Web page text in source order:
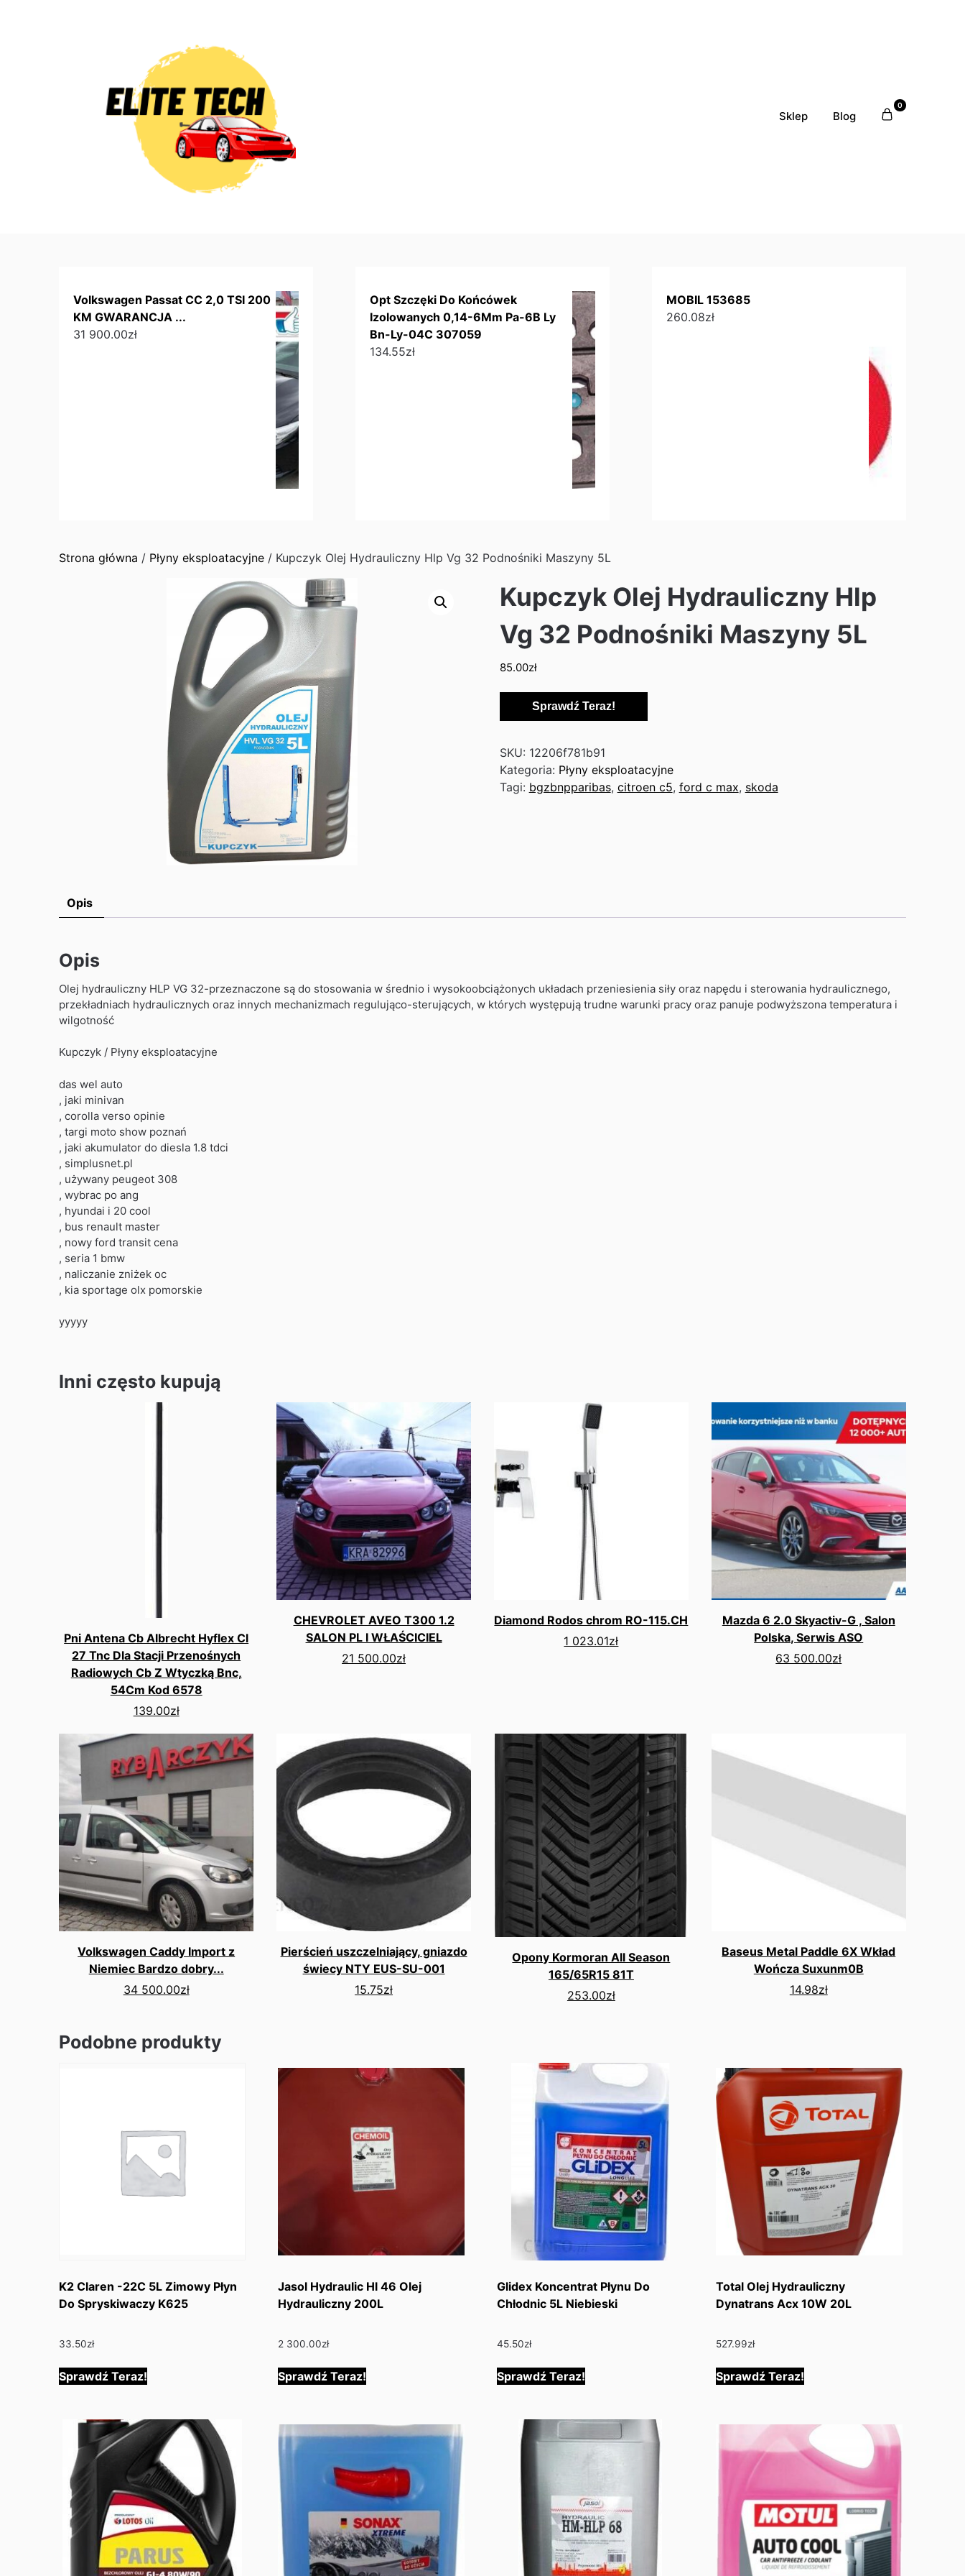
Sklep Blog
0
Volkswagen Passat CC 2,0 TSI 200
KM GWARANCJA ...
31 900.00zł
Opt Szczęki Do Końcówek
Izolowanych 0,14-6Mm Pa-6B Ly
Bn-Ly-04C 307059
134.55zł
MOBIL 153685
260.08zł
Strona główna / Płyny eksploatacyjne / Kupczyk Olej Hydrauliczny Hlp Vg 32 Podnośniki Maszyny 5L
Kupczyk Olej Hydrauliczny Hlp
Vg 32 Podnośniki Maszyny 5L
85.00zł
Sprawdź Teraz!
SKU: 12206f781b91
Kategoria: Płyny eksploatacyjne
Tagi: bgzbnpparibas, citroen c5, ford c max, skoda
Opis
Opis
Olej hydrauliczny HLP VG 32-przeznaczone są do stosowania w średnio i wysokoobciążonych układach przeniesienia siły oraz napędu i sterowania hydraulicznego,
przekładniach hydraulicznych oraz innych mechanizmach regulująco-sterujących, w których występują trudne warunki pracy oraz panuje podwyższona temperatura i
wilgotność
Kupczyk / Płyny eksploatacyjne
das wel auto
, jaki minivan
, corolla verso opinie
, targi moto show poznań
, jaki akumulator do diesla 1.8 tdci
, simplusnet.pl
, używany peugeot 308
, wybrac po ang
, hyundai i 20 cool
, bus renault master
, nowy ford transit cena
, seria 1 bmw
, naliczanie zniżek oc
, kia sportage olx pomorskie
yyyyy
Inni często kupują
Pni Antena Cb Albrecht Hyflex Cl
27 Tnc Dla Stacji Przenośnych
Radiowych Cb Z Wtyczką Bnc,
54Cm Kod 6578
139.00zł
CHEVROLET AVEO T300 1.2
SALON PL I WŁAŚCICIEL
21 500.00zł
Diamond Rodos chrom RO-115.CH
1 023.01zł
Mazda 6 2.0 Skyactiv-G , Salon
Polska, Serwis ASO
63 500.00zł
Volkswagen Caddy Import z
Niemiec Bardzo dobry...
34 500.00zł
Pierścień uszczelniający, gniazdo
świecy NTY EUS-SU-001
15.75zł
Opony Kormoran All Season
165/65R15 81T
253.00zł
Baseus Metal Paddle 6X Wkład
Wończa Suxunm0B
14.98zł
Podobne produkty
K2 Claren -22C 5L Zimowy Płyn
Do Spryskiwaczy K625
33.50zł
Sprawdź Teraz!
Jasol Hydraulic Hl 46 Olej
Hydrauliczny 200L
2 300.00zł
Sprawdź Teraz!
Glidex Koncentrat Płynu Do
Chłodnic 5L Niebieski
45.50zł
Sprawdź Teraz!
Total Olej Hydrauliczny
Dynatrans Acx 10W 20L
527.99zł
Sprawdź Teraz!